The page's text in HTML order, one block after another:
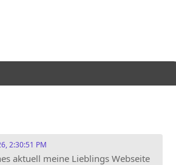
2:30:51 PM
aktuell meine Lieblings Webseite